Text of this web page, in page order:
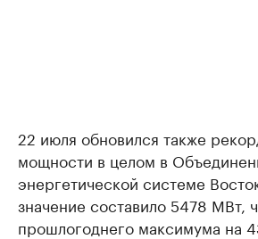
22 июля обновился также
мощности в целом в
энергетической системе
значение составило 5478 МВт,
прошлогоднего максимума на